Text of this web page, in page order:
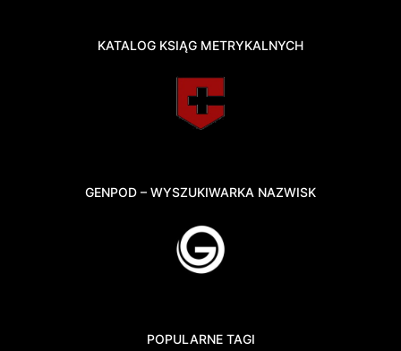
KATALOG KSIĄG METRYKALNYCH
GENPOD – WYSZUKIWARKA NAZWISK
POPULARNE TAGI